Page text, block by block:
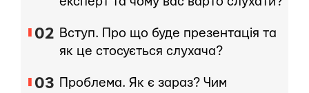
Вступ. Про що буде презентація та
як це стосується слухача?
Проблема. Як є зараз? Чим